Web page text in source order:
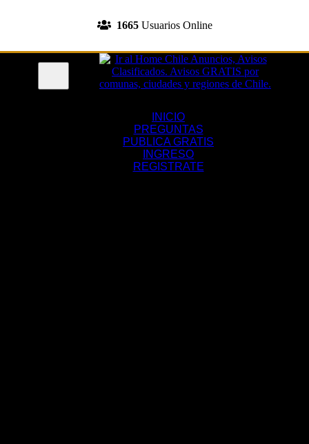
1665Usuarios Online
INICIO
PREGUNTAS
PUBLICA GRATIS
INGRESO
REGISTRATE